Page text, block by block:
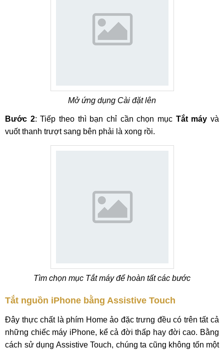
Mở ứng dụng Cài đặt lên
Bước 2: Tiếp theo thì bạn chỉ cần chọn mục Tắt máy và
vuốt thanh trượt sang bên phải là xong rồi.
Tìm chọn mục Tắt máy để hoàn tất các bước
Tắt nguồn iPhone bằng Assistive Touch
Đây thực chất là phím Home ảo đặc trưng đều có trên tất cả
những chiếc máy iPhone, kể cả đời thấp hay đời cao. Bằng
cách sử dụng Assistive Touch, chúng ta cũng không tốn một